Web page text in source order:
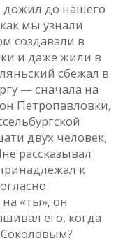
дожил до нашего
мы узнали
создавали в
и даже жили в
сбежал в
— сначала на
Петропавловки,
двух человек,
рассказывал
к
«ты», он
его, когда